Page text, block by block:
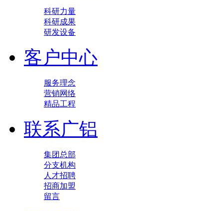
科研力量
科研成果
研发设备
客户中心
服务理念
营销网络
精品工程
联系广铝
集团总部
分支机构
人才招聘
招商加盟
留言